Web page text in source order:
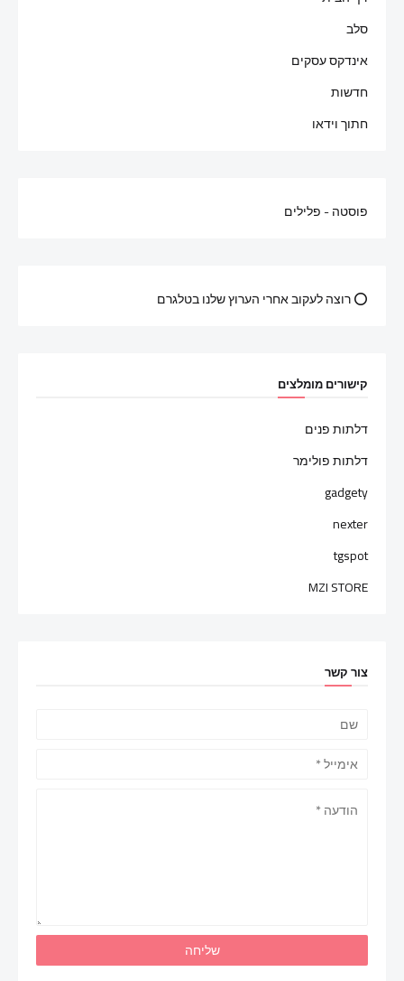
סלב
אינדקס עסקים
חדשות
חתוך וידאו
פוסטה - פלילים
⭕ רוצה לעקוב אחרי הערוץ שלנו בטלגרם
קישורים מומלצים
דלתות פנים
דלתות פולימר
gadgety
nexter
tgspot
MZI STORE
צור קשר